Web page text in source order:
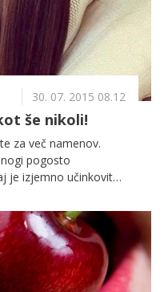
30. 07. 2015 08.12
še nikoli!
za več namenov.
pogosto
je izjemno učinkovita,
pripadnic ženskega
jo že preizkusile?